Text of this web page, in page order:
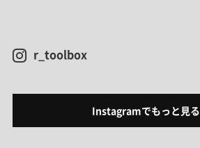
r_toolbox
Instagramでもっと見る